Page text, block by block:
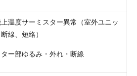
温度サーミスター異常（室外ユニッ
線、短絡）
ター部ゆるみ・外れ・断線
工事お見積り依頼